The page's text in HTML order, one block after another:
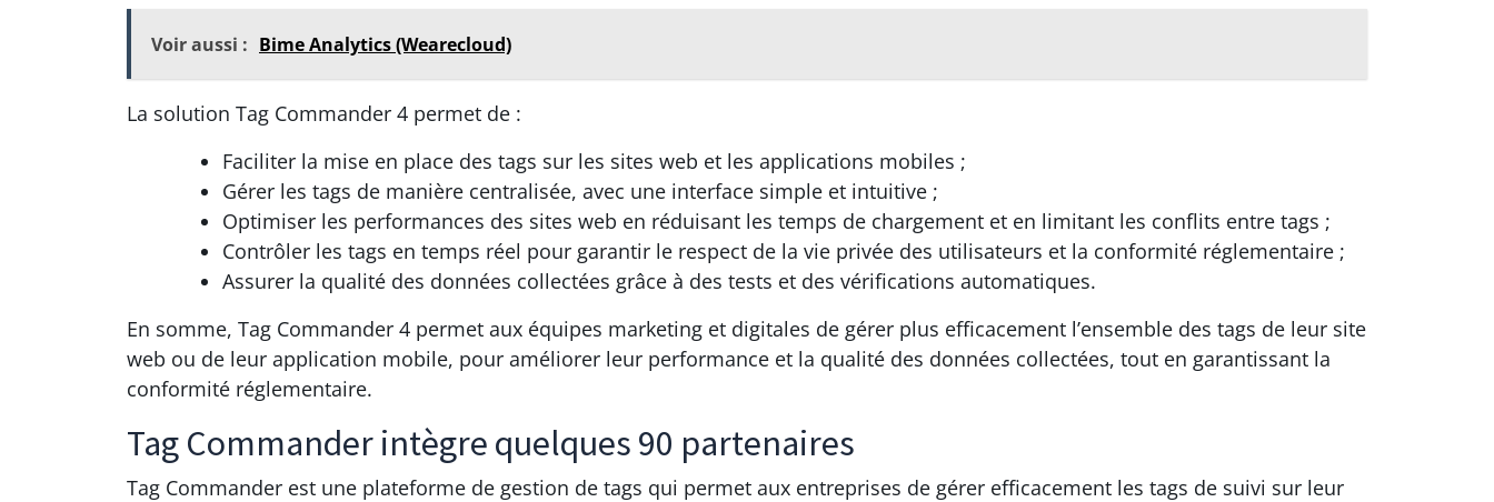
Voir aussi : Bime Analytics (Wearecloud)
La solution Tag Commander 4 permet de :
Faciliter la mise en place des tags sur les sites web et les applications mobiles ;
Gérer les tags de manière centralisée, avec une interface simple et intuitive ;
Optimiser les performances des sites web en réduisant les temps de chargement et en limitant les conflits entre tags ;
Contrôler les tags en temps réel pour garantir le respect de la vie privée des utilisateurs et la conformité réglementaire ;
Assurer la qualité des données collectées grâce à des tests et des vérifications automatiques.
En somme, Tag Commander 4 permet aux équipes marketing et digitales de gérer plus efficacement l’ensemble des tags de leur site
web ou de leur application mobile, pour améliorer leur performance et la qualité des données collectées, tout en garantissant la
conformité réglementaire.
Tag Commander intègre quelques 90 partenaires
Tag Commander est une plateforme de gestion de tags qui permet aux entreprises de gérer efficacement les tags de suivi sur leur